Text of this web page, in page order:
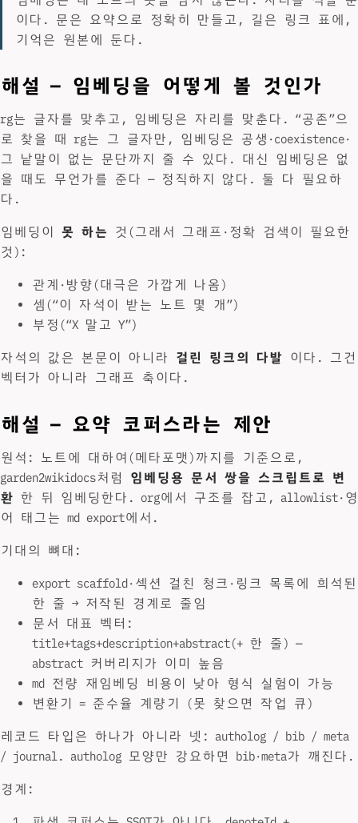
이다. 문은 요약으로 정확히 만들고, 길은 링크 표에,
기억은 원본에 둔다.
해설 — 임베딩을 어떻게 볼 것인가
rg는 글자를 맞추고, 임베딩은 자리를 맞춘다. “공존”으
로 찾을 때 rg는 그 글자만, 임베딩은 공생·coexistence·
그 낱말이 없는 문단까지 줄 수 있다. 대신 임베딩은 없
을 때도 무언가를 준다 — 정직하지 않다. 둘 다 필요하
다.
임베딩이 못 하는
것(그래서 그래프·정확 검색이 필요한
것):
관계·방향(대극은 가깝게 나옴)
셈(“이 자석이 받는 노트 몇 개”)
부정(“X 말고 Y”)
자석의 값은 본문이 아니라 걸린 링크의 다발
이다. 그건
벡터가 아니라 그래프 축이다.
해설 — 요약 코퍼스라는 제안
원석: 노트에 대하여(메타포맷)까지를 기준으로,
garden2wikidocs처럼
임베딩용 문서 쌍을 스크립트로 변
환 한 뒤 임베딩한다. org에서 구조를 잡고, allowlist·영
어 태그는 md export에서.
기대의 뼈대:
export scaffold·섹션 걸친 청크·링크 목록에 희석된
한 줄 → 저작된 경계로 줄임
문서 대표 벡터:
title+tags+description+abstract(+ 한 줄) —
abstract 커버리지가 이미 높음
md 전량 재임베딩 비용이 낮아 형식 실험이 가능
변환기 = 준수율 계량기 (못 찾으면 작업 큐)
레코드 타입은 하나가 아니라 넷: autholog / bib / meta
/ journal. autholog 모양만 강요하면 bib·meta가 깨진다.
경계: